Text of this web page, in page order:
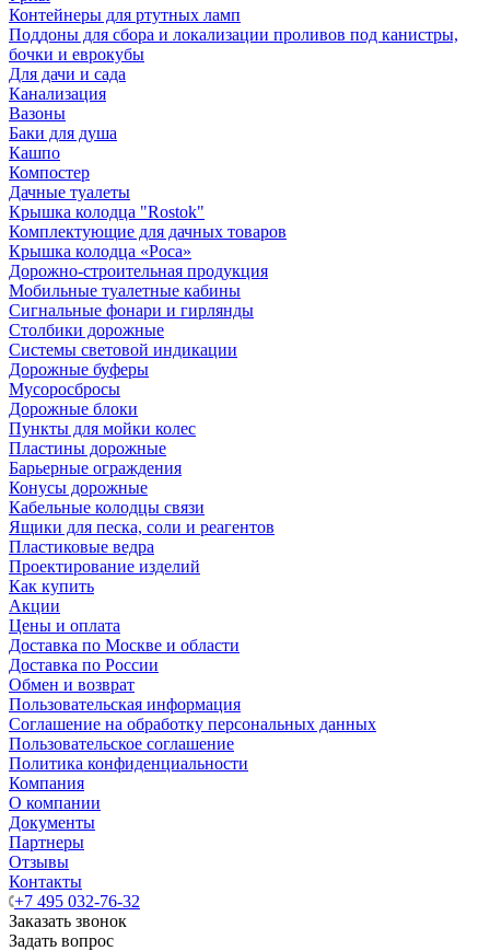
Контейнеры для ртутных ламп
Поддоны для сбора и локализации проливов под канистры,
бочки и еврокубы
Для дачи и сада
Канализация
Вазоны
Баки для душа
Кашпо
Компостер
Дачные туалеты
Крышка колодца "Rostok"
Комплектующие для дачных товаров
Крышка колодца «Роса»
Дорожно-строительная продукция
Мобильные туалетные кабины
Сигнальные фонари и гирлянды
Столбики дорожные
Системы световой индикации
Дорожные буферы
Мусоросбросы
Дорожные блоки
Пункты для мойки колес
Пластины дорожные
Барьерные ограждения
Конусы дорожные
Кабельные колодцы связи
Ящики для песка, соли и реагентов
Пластиковые ведра
Проектирование изделий
Как купить
Акции
Цены и оплата
Доставка по Москве и области
Доставка по России
Обмен и возврат
Пользовательская информация
Соглашение на обработку персональных данных
Пользовательское соглашение
Политика конфиденциальности
Компания
О компании
Документы
Партнеры
Отзывы
Контакты
+7 495 032-76-32
Заказать звонок
Задать вопрос